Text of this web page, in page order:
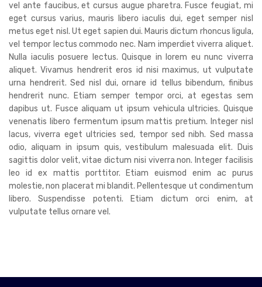
vel ante faucibus, et cursus augue pharetra. Fusce feugiat, mi
eget cursus varius, mauris libero iaculis dui, eget semper nisl
metus eget nisl. Ut eget sapien dui. Mauris dictum rhoncus ligula,
vel tempor lectus commodo nec. Nam imperdiet viverra aliquet.
Nulla iaculis posuere lectus. Quisque in lorem eu nunc viverra
aliquet. Vivamus hendrerit eros id nisi maximus, ut vulputate
urna hendrerit. Sed nisl dui, ornare id tellus bibendum, finibus
hendrerit nunc. Etiam semper tempor orci, at egestas sem
dapibus ut. Fusce aliquam ut ipsum vehicula ultricies. Quisque
venenatis libero fermentum ipsum mattis pretium. Integer nisl
lacus, viverra eget ultricies sed, tempor sed nibh. Sed massa
odio, aliquam in ipsum quis, vestibulum malesuada elit. Duis
sagittis dolor velit, vitae dictum nisi viverra non. Integer facilisis
leo id ex mattis porttitor. Etiam euismod enim ac purus
molestie, non placerat mi blandit. Pellentesque ut condimentum
libero. Suspendisse potenti. Etiam dictum orci enim, at
vulputate tellus ornare vel.